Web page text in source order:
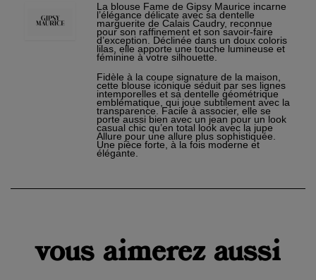
Ajouter à ma liste d'envies ×
Connexion ×
La blouse Fame de Gipsy Maurice incarne
l’élégance délicate avec sa dentelle
marguerite de Calais Caudry, reconnue
pour son raffinement et son savoir-faire
d’exception. Déclinée dans un doux coloris
lilas, elle apporte une touche lumineuse et
féminine à votre silhouette.
Fidèle à la coupe signature de la maison,
cette blouse iconique séduit par ses lignes
intemporelles et sa dentelle géométrique
emblématique, qui joue subtilement avec la
transparence. Facile à associer, elle se
porte aussi bien avec un jean pour un look
casual chic qu’en total look avec la jupe
Allure pour une allure plus sophistiquée.
Une pièce forte, à la fois moderne et
élégante.
vous aimerez aussi